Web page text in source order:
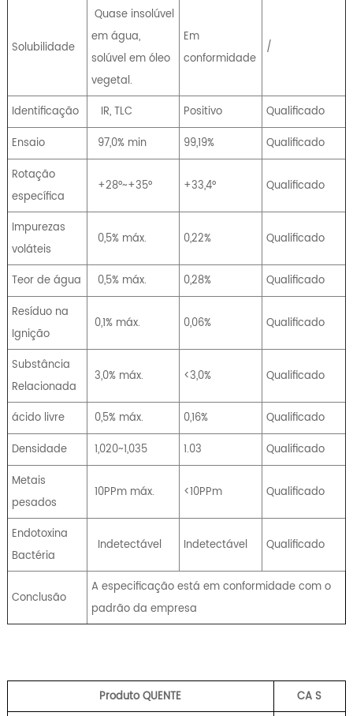
Solubilidade
Quase insolúvel
em água,
solúvel em óleo
vegetal.
Em
conformidade
/
Identificação IR, TLC Positivo
Qualificado
Ensaio
97,0% min 99,19%
Qualificado
Rotação
específica
+28°~+35° +33,4° Qualificado
Impurezas
voláteis
0,5% máx. 0,22% Qualificado
Teor de água 0,5% máx. 0,28%
Qualificado
Resíduo na
Ignição
0,1% máx. 0,06% Qualificado
Substância
Relacionada
3,0% máx. <3,0% Qualificado
ácido livre 0,5% máx. 0,16%
Qualificado
Densidade
1,020~1,035 1.03
Qualificado
Metais
pesados
10PPm máx. <10PPm Qualificado
Endotoxina
Bactéria
Indetectável Indetectável Qualificado
Conclusão
A especificação está em conformidade com o
padrão da empresa
Produto QUENTE CAS